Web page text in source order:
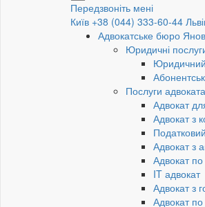
Передзвоніть мені
Київ +38 (044) 333-60-44
Адвокатське бюро
Юридичні
Юридичний
Послуги адвоката
Адвокат
Адвокат з
Адвокат з
Адвокат по
IT адвокат
Адвокат з
Адвокат